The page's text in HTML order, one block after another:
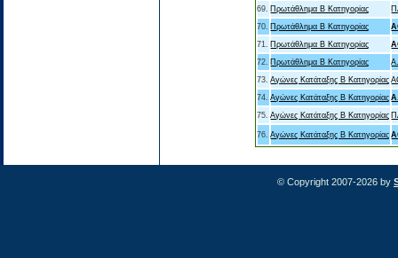
69. Πρωτάθλημα Β Κατηγορίας
70. Πρωτάθλημα Β Κατηγορίας
71. Πρωτάθλημα Β Κατηγορίας
72. Πρωτάθλημα Β Κατηγορίας
73. Αγώνες Κατάταξης B Κατηγορίας
74. Αγώνες Κατάταξης B Κατηγορίας
75. Αγώνες Κατάταξης B Κατηγορίας
76. Αγώνες Κατάταξης B Κατηγορίας
© Copyright 2007-2026 by